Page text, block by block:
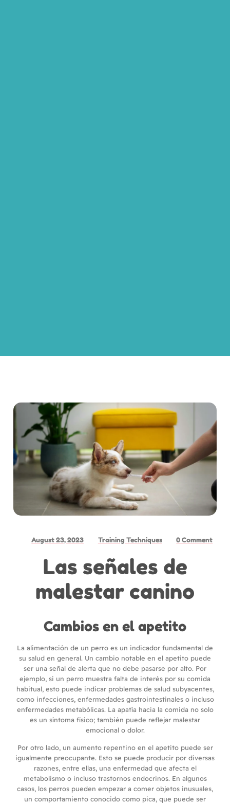
August 23, 2023 Training Techniques 0 Comment
Las señales de
malestar canino
Cambios en el apetito
La alimentación de un perro es un indicador fundamental de
su salud en general. Un cambio notable en el apetito puede
ser una señal de alerta que no debe pasarse por alto. Por
ejemplo, si un perro muestra falta de interés por su comida
habitual, esto puede indicar problemas de salud subyacentes,
como infecciones, enfermedades gastrointestinales o incluso
enfermedades metabólicas. La apatía hacia la comida no solo
es un síntoma físico; también puede reflejar malestar
emocional o dolor.
Por otro lado, un aumento repentino en el apetito puede ser
igualmente preocupante. Esto se puede producir por diversas
razones, entre ellas, una enfermedad que afecta el
metabolismo o incluso trastornos endocrinos. En algunos
casos, los perros pueden empezar a comer objetos inusuales,
un comportamiento conocido como pica, que puede ser